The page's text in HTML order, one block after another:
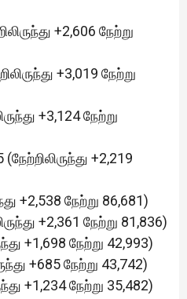
+2,606 நேற்று
+3,019 நேற்று
+3,124 நேற்று
(நேற்றிலிருந்து +2,219
+2,538 நேற்று 86,681)
+2,361 நேற்று 81,836)
+1,698 நேற்று 42,993)
+685 நேற்று 43,742)
+1,234 நேற்று 35,482)